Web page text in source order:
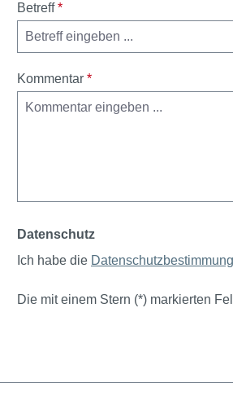
Betreff*
Kommentar *
Datenschutz
Ich habe die
Die mit einem Stern (*) markierten